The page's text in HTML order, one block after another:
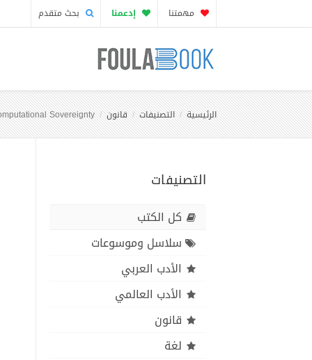
مهمتنا إدعمنا بحث متقدم
الرئيسية التصنيفات قانون Sovereignty
التصنيفات
كل الكتب
سلاسل وموسوعات
الأدب العربي
الأدب العالمي
قانون
لغة